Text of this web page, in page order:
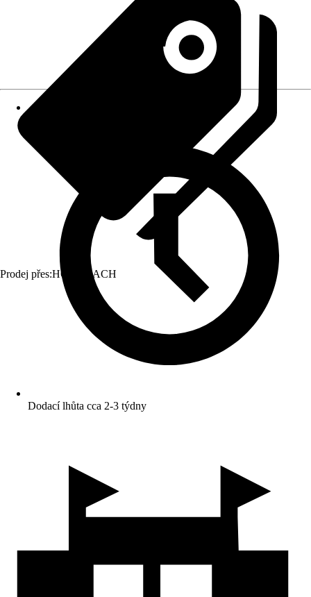
Prodej přes:HORNBACH
Dodací lhůta cca 2-3 týdny